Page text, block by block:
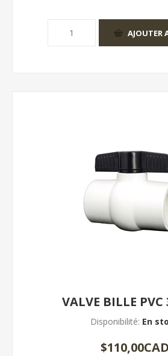
VALVE BILLE PVC
Disponibilité: En
$110,00CAD